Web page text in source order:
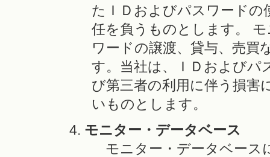
たＩＤおよびパスワードの
任を負うものとします。
ワードの譲渡、貸与、売買
す。当社は、ＩＤおよびパ
び第三者の利用に伴う損害
いものとします。
モニター・データベース
モニター・データベース